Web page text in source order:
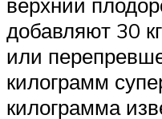
добавляют 30
или
килограмм
килограмма